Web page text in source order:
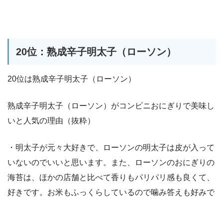
20位：熟成辛子明太子（ローソン）
20位は熟成辛子明太子（ローソン）
熟成辛子明太子（ローソン）がコンビニおにぎりで美味し
いと人気の理由（抜粋）
・明太子が元々大好きで、ローソンの明太子は皮が入って
いないのでいいと思います。また、ローソンのおにぎりの
海苔は、ほかの店舗と比べて香りもパリパリ感も良くて、
好きです。お米もふっくらしているので噛み答えも好みで